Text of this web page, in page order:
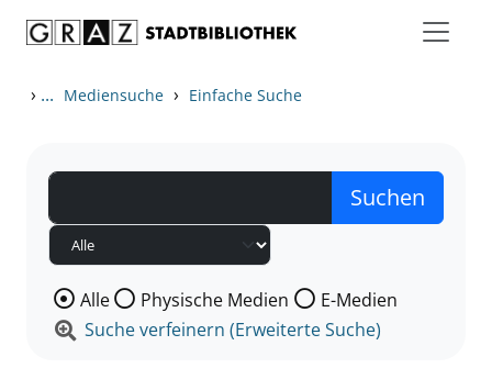
› ... Mediensuche › Einfache Suche
Wählen Sie die Medienart nach der Sie suchen wollen.
Alle Physische Medien
E-Medien
Suche verfeinern (Erweiterte Suche)